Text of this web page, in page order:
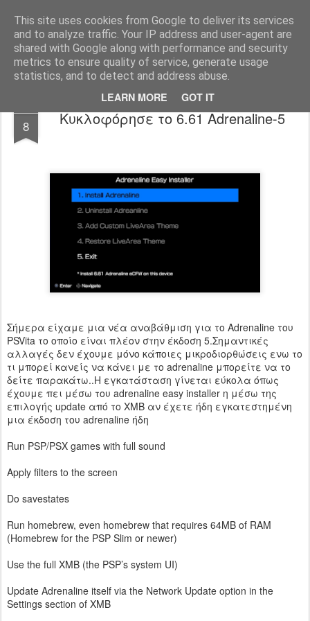
This site uses cookies from Google to deliver its services
and to analyze traffic. Your IP address and user-agent are
shared with Google along with performance and security
metrics to ensure quality of service, generate usage
statistics, and to detect and address abuse.
LEARN MORE GOT IT
www.psjailbreak.gr Καλωσήρθατε στο No1 site για τις κονσόλες Playstation στην Ελλάδα
Pages
8 Κυκλοφόρησε το 6.61 Adrenaline-5
Σήμερα είχαμε μια νέα αναβάθμιση για το Adrenaline του
PSVita το οποίο είναι πλέον στην έκδοση 5.Σημαντικές
αλλαγές δεν έχουμε μόνο κάποιες μικροδιορθώσεις ενω το
τι μπορεί κανείς να κάνει με το adrenaline μπορείτε να το
δείτε παρακάτω..H εγκατάσταση γίνεται εύκολα όπως
έχουμε πει μέσω του adrenaline easy installer η μέσω της
επιλογής update από το XMB αν έχετε ήδη εγκατεστημένη
μια έκδοση του adrenaline ήδη
Run PSP/PSX games with full sound
Apply filters to the screen
Do savestates
Run homebrew, even homebrew that requires 64MB of RAM
(Homebrew for the PSP Slim or newer)
Use the full XMB (the PSP’s system UI)
Update Adrenaline itself via the Network Update option in the
Settings section of XMB